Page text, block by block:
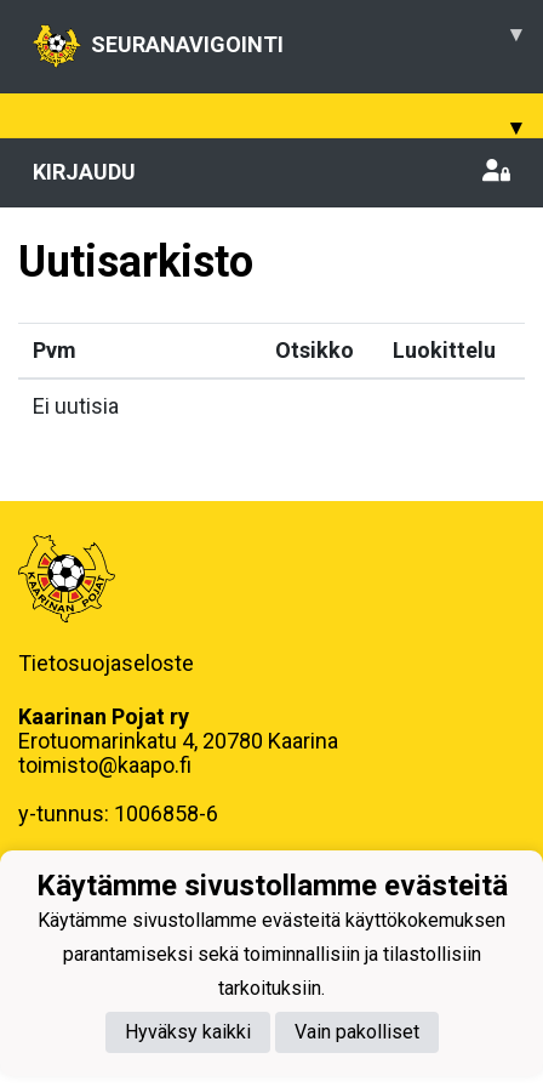
SEURANAVIGOINTI ▾
▾
KIRJAUDU
Uutisarkisto
Pvm Otsikko Luokittelu
Ei uutisia
Tietosuojaseloste
Kaarinan Pojat ry
Erotuomarinkatu 4, 20780 Kaarina
toimisto@kaapo.fi
y-tunnus: 1006858-6
Powered by
Käytämme sivustollamme evästeitä
Käytämme sivustollamme evästeitä käyttökokemuksen
parantamiseksi sekä toiminnallisiin ja tilastollisiin
tarkoituksiin.
Hyväksy kaikki
Vain pakolliset